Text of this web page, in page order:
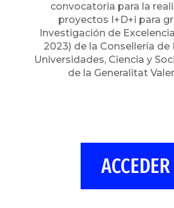
convocatoria para la
proyectos I+D+i para
Investigación de
2023) de la Consellería de
Universidades, Ciencia y
de la Generalitat
ACCEDER